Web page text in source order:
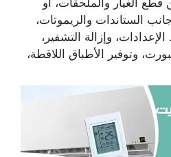
الستاندات والريموتات،
وإزالة التشفير،
وتوفير الأطباق اللاقطة،